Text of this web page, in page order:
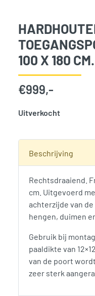
100 X 180
€999,-
Uitverkocht
Beschrijving
Rechtsdraaiend.
cm. Uitgevoerd
achterzijde van
hengen, duimen
Gebruik bij
paaldikte van
van de poort
zeer sterk